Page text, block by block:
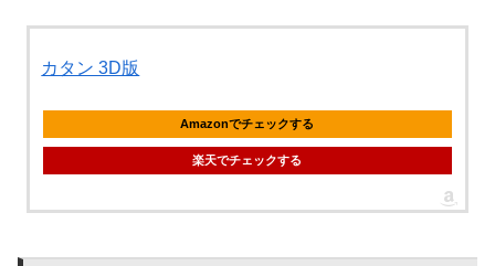
カタン 3D版
Amazonでチェックする
楽天でチェックする